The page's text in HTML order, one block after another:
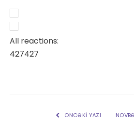
All reactions:
427427
ÖNCƏKI YAZI